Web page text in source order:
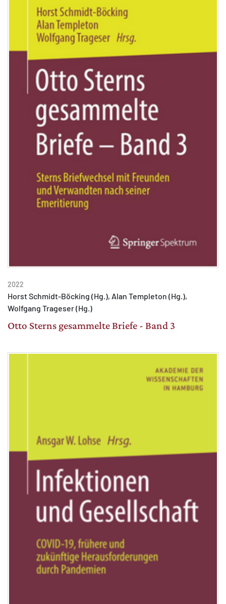
2022
Horst Schmidt-Böcking (Hg.), Alan Templeton (Hg.),
Wolfgang Trageser (Hg.)
Otto Sterns gesammelte Briefe - Band 3